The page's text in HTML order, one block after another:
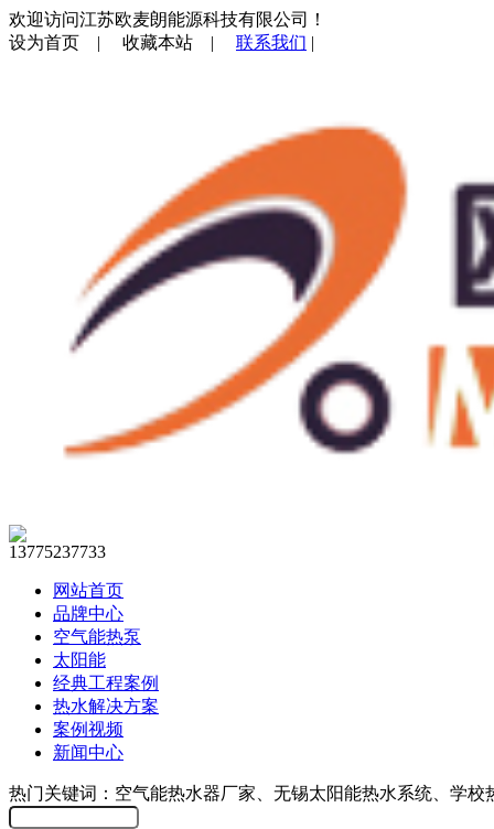
欢迎访问江苏欧麦朗能源科技有限公司！
设为首页 | 收藏本站 | 联系我们 |
13775237733
网站首页
品牌中心
空气能热泵
太阳能
经典工程案例
热水解决方案
案例视频
新闻中心
热门关键词：空气能热水器厂家、无锡太阳能热水系统、学校